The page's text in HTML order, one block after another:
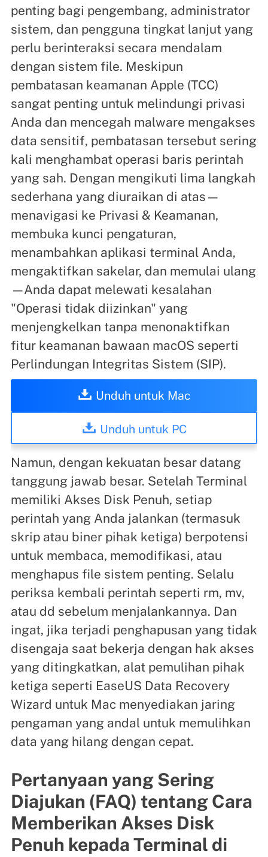
penting bagi pengembang, administrator
sistem, dan pengguna tingkat lanjut yang
perlu berinteraksi secara mendalam
dengan sistem file. Meskipun
pembatasan keamanan Apple (TCC)
sangat penting untuk melindungi privasi
Anda dan mencegah malware mengakses
data sensitif, pembatasan tersebut sering
kali menghambat operasi baris perintah
yang sah. Dengan mengikuti lima langkah
sederhana yang diuraikan di atas—
menavigasi ke Privasi & Keamanan,
membuka kunci pengaturan,
menambahkan aplikasi terminal Anda,
mengaktifkan sakelar, dan memulai ulang
—Anda dapat melewati kesalahan
"Operasi tidak diizinkan" yang
menjengkelkan tanpa menonaktifkan
fitur keamanan bawaan macOS seperti
Perlindungan Integritas Sistem (SIP).
Unduh untuk Mac
Unduh untuk PC
Namun, dengan kekuatan besar datang
tanggung jawab besar. Setelah Terminal
memiliki Akses Disk Penuh, setiap
perintah yang Anda jalankan (termasuk
skrip atau biner pihak ketiga) berpotensi
untuk membaca, memodifikasi, atau
menghapus file sistem penting. Selalu
periksa kembali perintah seperti rm, mv,
atau dd sebelum menjalankannya. Dan
ingat, jika terjadi penghapusan yang tidak
disengaja saat bekerja dengan hak akses
yang ditingkatkan, alat pemulihan pihak
ketiga seperti EaseUS Data Recovery
Wizard untuk Mac menyediakan jaring
pengaman yang andal untuk memulihkan
data yang hilang dengan cepat.
Pertanyaan yang Sering
Diajukan (FAQ) tentang Cara
Memberikan Akses Disk
Penuh kepada Terminal di